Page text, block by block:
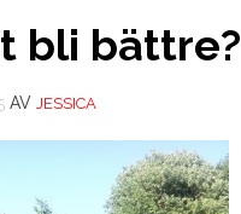
bli bättre?
AV JESSICA